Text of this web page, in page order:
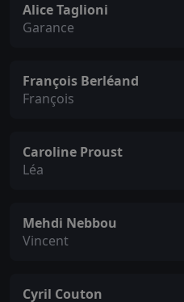
Alice Taglioni
Garance
François Berléand
François
Caroline Proust
Léa
Mehdi Nebbou
Vincent
Cyril Couton